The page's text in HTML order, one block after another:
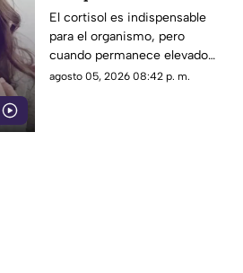
hábitos pueden ayudar
a regular el cortisol
El cortisol es indispensable
para el organismo, pero
cuando permanece elevado
por largos periodos puede
agosto 05, 2026 08:42 p. m.